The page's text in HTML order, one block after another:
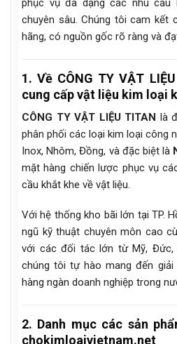
phục vụ đa dạng các nhu
chuyên sâu. Chúng tôi cam kết
hãng, có nguồn gốc rõ ràng và
1. Về CÔNG TY VẬT
cung cấp vật liệu kim loại
CÔNG TY VẬT LIỆU TITAN là
phân phối các loại kim loại công
Inox, Nhôm, Đồng, và đặc biệt là
mặt hàng chiến lược phục vụ
cầu khắt khe về vật liệu.
Với hệ thống kho bãi lớn tại TP.
ngũ kỹ thuật chuyên môn cao
với các đối tác lớn từ Mỹ, Đức,
chúng tôi tự hào mang đến
hàng ngàn doanh nghiệp trong
2. Danh mục các sản
chokimloaivietnam.net